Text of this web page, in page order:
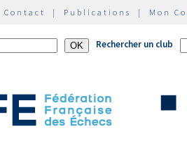
Contact | Publications | Mon
Rechercher un club